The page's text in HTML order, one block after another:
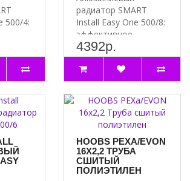
500/4:
радиатор SMART
Install Easy One 500/8:
эффективное
решение для вашего
отопления Почем..
4392р.
HOOBS PEXA/EVON
16Х2,2 ТРУБА
СШИТЫЙ
ПОЛИЭТИЛЕН